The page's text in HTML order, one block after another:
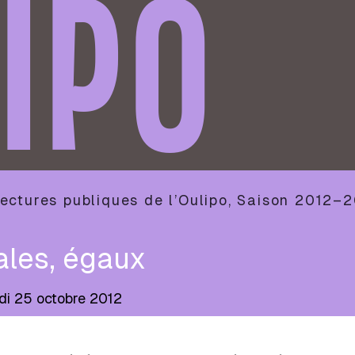
publiques de l’Oulipo, Saison
égaux
25 octobre 2012